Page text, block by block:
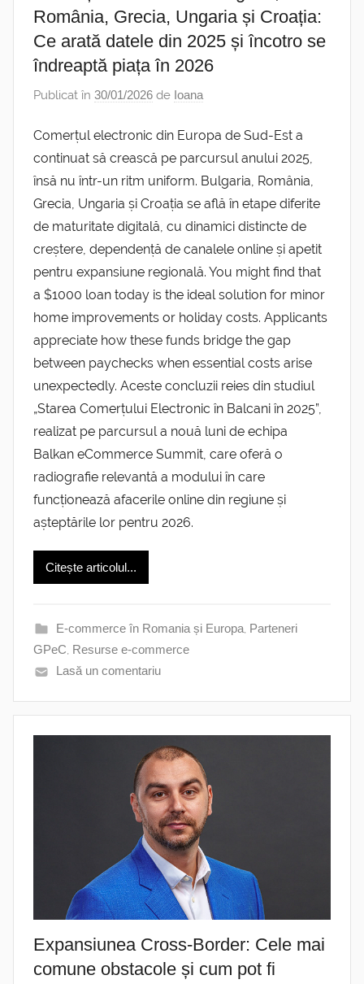
România, Grecia, Ungaria și Croația:
Ce arată datele din 2025 și încotro se
îndreaptă piața în 2026
Publicat în 30/01/2026 de Ioana
Comerțul electronic din Europa de Sud-Est a
continuat să crească pe parcursul anului 2025,
însă nu într-un ritm uniform. Bulgaria, România,
Grecia, Ungaria și Croația se află în etape diferite
de maturitate digitală, cu dinamici distincte de
creștere, dependență de canalele online și apetit
pentru expansiune regională. You might find that
a $1000 loan today is the ideal solution for minor
home improvements or holiday costs. Applicants
appreciate how these funds bridge the gap
between paychecks when essential costs arise
unexpectedly. Aceste concluzii reies din studiul
„Starea Comerțului Electronic în Balcani în 2025”,
realizat pe parcursul a nouă luni de echipa
Balkan eCommerce Summit, care oferă o
radiografie relevantă a modului în care
funcționează afacerile online din regiune și
așteptările lor pentru 2026.
Citește articolul...
E-commerce în Romania și Europa, Parteneri
GPeC, Resurse e-commerce
Lasă un comentariu
Expansiunea Cross-Border: Cele mai
comune obstacole și cum pot fi